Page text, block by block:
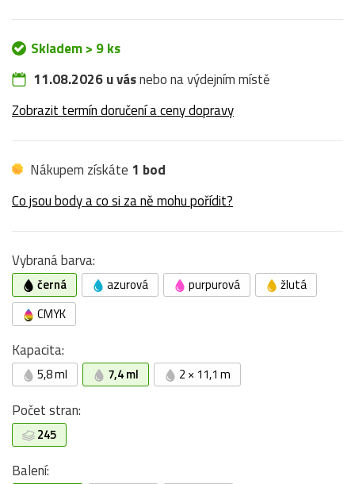
Skladem > 9 ks
11.08.2026 u vásnebo na výdejním místě
Zobrazit termín doručení a ceny dopravy
Nákupem získáte 1 bod
Co jsou body a co si za ně mohu pořídit?
Vybraná barva:
černá azurová purpurová
žlutá
CMYK
Kapacita:
5,8 ml 7,4 ml 2 × 11,1 m
Počet stran:
245
Balení: